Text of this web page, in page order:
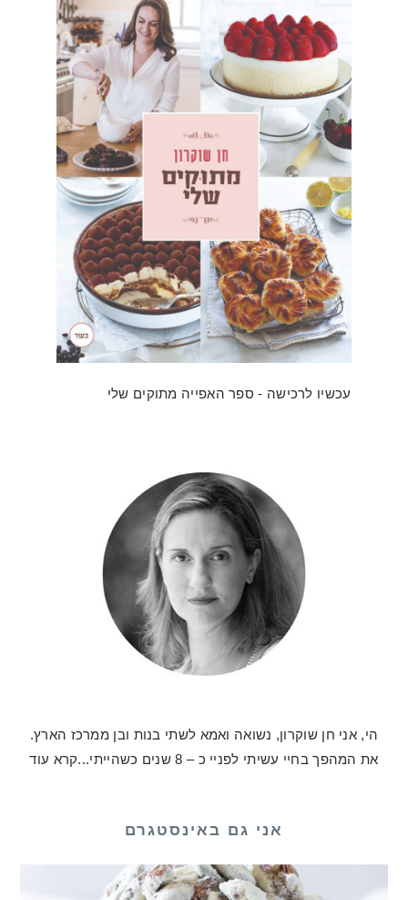
עכשיו לרכישה - ספר האפייה מתוקים שלי
הי, אני חן שוקרון, נשואה ואמא לשתי בנות ובן ממרכז הארץ.
את המהפך בחיי עשיתי לפניי כ – 8 שנים כשהייתי...
קרא עוד
אני גם באינסטגרם